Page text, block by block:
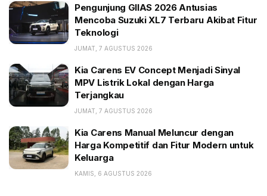
Suzuki XL7 Terbaru Menarik Perhatian Pengunjung
GIIAS 2026 Melalui Sesi Test Drive
Pengunjung GIIAS 2026 Antusias Mencoba Suzuki
XL7 Terbaru Akibat Fitur Teknologi
Kia Carens EV Concept Menjadi Sinyal MPV Listrik
Lokal dengan Harga Terjangkau
Berdasarkan kalkulasi ZE Consulting, konsultan
industri baterai Tiongkok, harga baterai NCM811 kini
mencapai 755 yuan per kwh, sedangkan baterai LFP
582 per kWh, sehingga selisihnya mencapai 172 yuan
per kWh atau US$ 25,5 per kWh. Artinya, harga
Pengunjung GIIAS 2026 Antusias
Mencoba Suzuki XL7 Terbaru Akibat Fitur
Teknologi
JUMAT, 7 AGUSTUS 2026
Kia Carens EV Concept Menjadi Sinyal
MPV Listrik Lokal dengan Harga
Terjangkau
JUMAT, 7 AGUSTUS 2026
Kia Carens Manual Meluncur dengan
Harga Kompetitif dan Fitur Modern untuk
Keluarga
KAMIS, 6 AGUSTUS 2026